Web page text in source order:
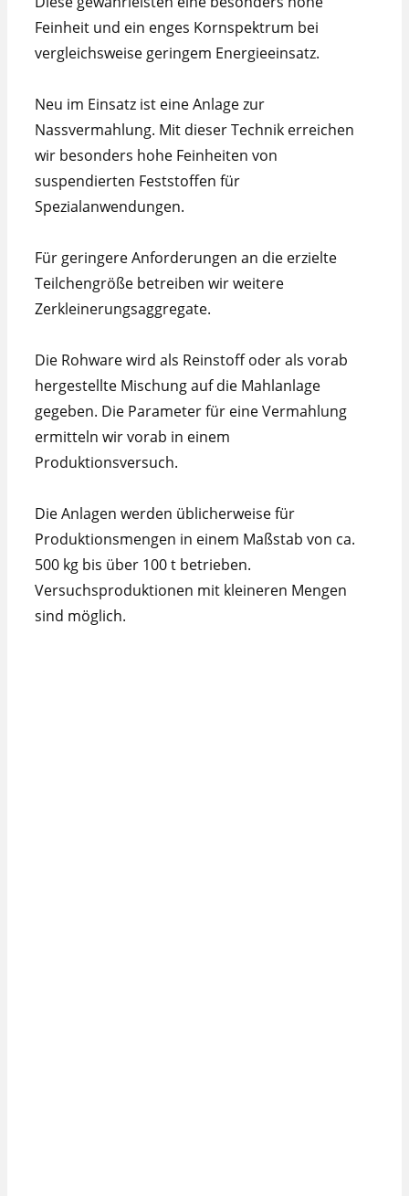
Feinheit und ein enges Kornspektrum bei
vergleichsweise geringem Energieeinsatz.
Neu im Einsatz ist eine Anlage zur
Nassvermahlung. Mit dieser Technik erreichen
wir besonders hohe Feinheiten von
suspendierten Feststoffen für
Spezialanwendungen.
Für geringere Anforderungen an die erzielte
Teilchengröße betreiben wir weitere
Zerkleinerungsaggregate.
Die Rohware wird als Reinstoff oder als vorab
hergestellte Mischung auf die Mahlanlage
gegeben. Die Parameter für eine Vermahlung
ermitteln wir vorab in einem
Produktionsversuch.
Die Anlagen werden üblicherweise für
Produktionsmengen in einem Maßstab von ca.
500 kg bis über 100 t betrieben.
Versuchsproduktionen mit kleineren Mengen
sind möglich.